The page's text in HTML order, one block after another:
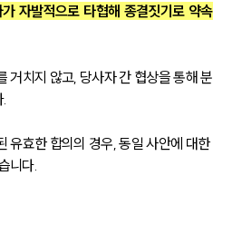
자발적으로 타협해 종결짓기로 약속
거치지 않고, 당사자 간 협상을 통해 분
유효한 합의의 경우, 동일 사안에 대한
니다.